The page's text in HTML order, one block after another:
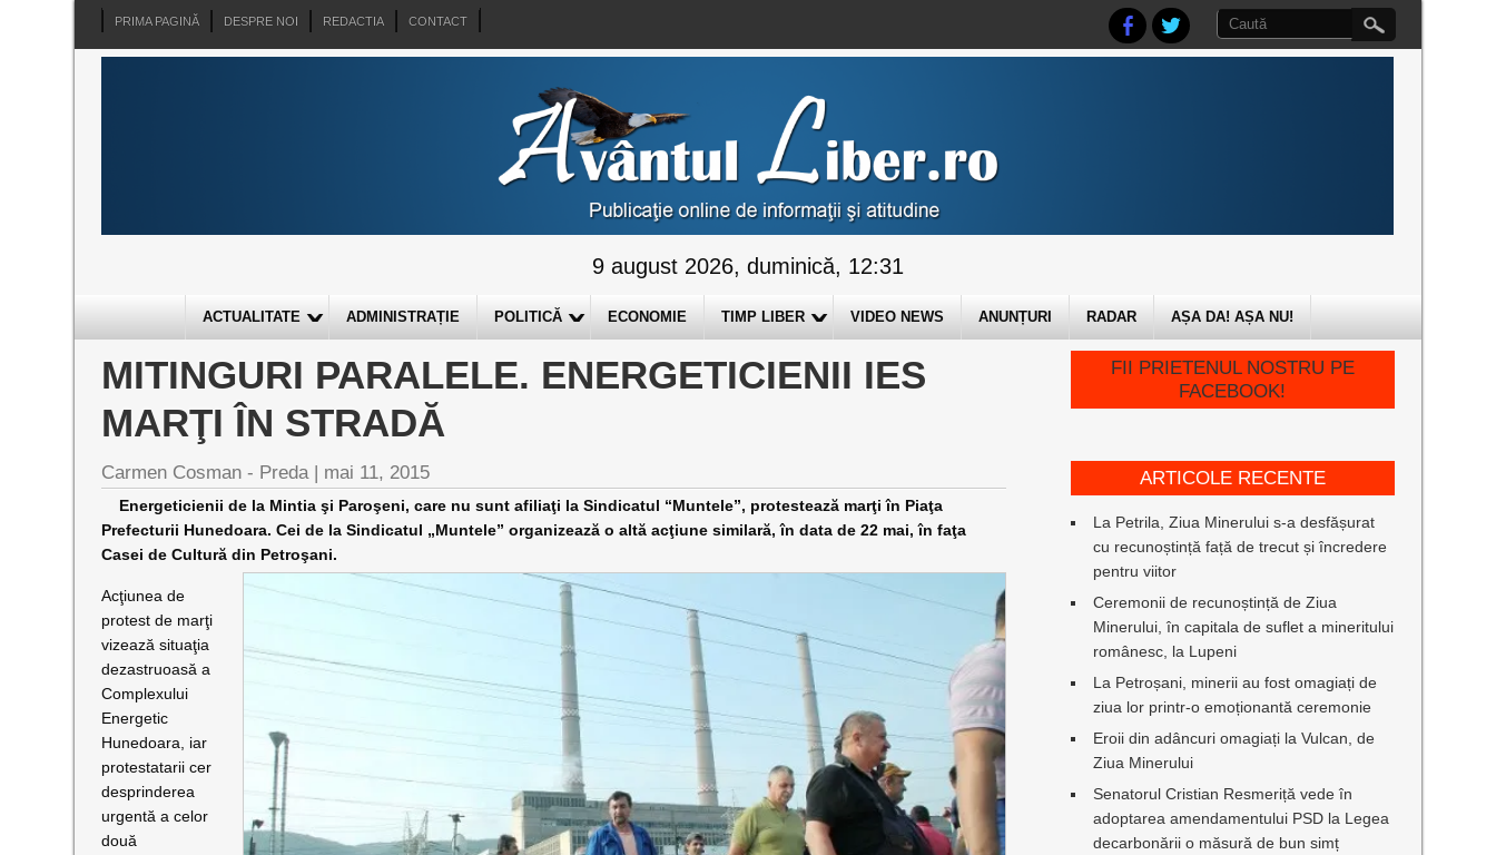
PRIMA PAGINĂ DESPRE NOI REDACTIA CONTACT
9 august 2026, duminică, 12:31
ACTUALITATE ADMINISTRAȚIE POLITICĂ ECONOMIE TIMP LIBER VIDEO NEWS ANUNȚURI RADAR AȘA DA! AȘA NU!
MITINGURI PARALELE. ENERGETICIENII IES
MARŢI ÎN STRADĂ
Carmen Cosman - Preda | mai 11, 2015
Energeticienii de la Mintia şi Paroşeni, care nu sunt afiliaţi la Sindicatul “Muntele”, protestează marţi în Piaţa
Prefecturii Hunedoara. Cei de la Sindicatul „Muntele” organizează o altă acţiune similară, în data de 22 mai, în faţa
Casei de Cultură din Petroşani.
Acţiunea de
protest de marţi
vizează situaţia
dezastruoasă a
Complexului
Energetic
Hunedoara, iar
protestatarii cer
desprinderea
urgentă a celor
două
FII PRIETENUL NOSTRU PE
FACEBOOK!
ARTICOLE RECENTE
La Petrila, Ziua Minerului s-a desfășurat
cu recunoștință față de trecut și încredere
pentru viitor
Ceremonii de recunoștință de Ziua
Minerului, în capitala de suflet a mineritului
românesc, la Lupeni
La Petroșani, minerii au fost omagiați de
ziua lor printr-o emoționantă ceremonie
Eroii din adâncuri omagiați la Vulcan, de
Ziua Minerului
Senatorul Cristian Resmeriță vede în
adoptarea amendamentului PSD la Legea
decarbonării o măsură de bun simț